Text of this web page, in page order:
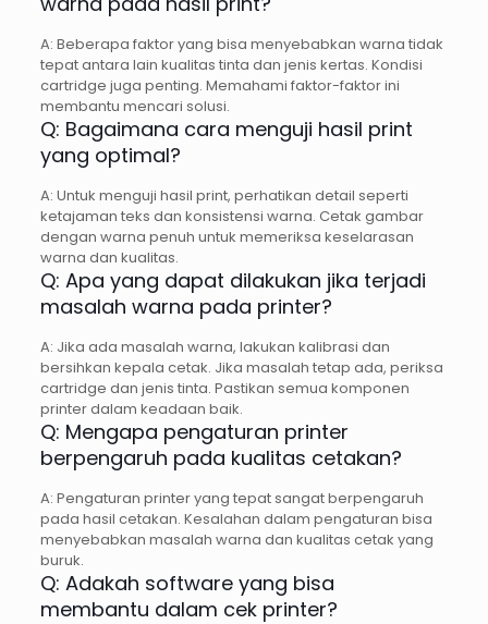
A: Beberapa faktor yang bisa menyebabkan warna tidak
tepat antara lain kualitas tinta dan jenis kertas. Kondisi
cartridge juga penting. Memahami faktor-faktor ini
membantu mencari solusi.
Q: Bagaimana cara menguji hasil print
yang optimal?
A: Untuk menguji hasil print, perhatikan detail seperti
ketajaman teks dan konsistensi warna. Cetak gambar
dengan warna penuh untuk memeriksa keselarasan
warna dan kualitas.
Q: Apa yang dapat dilakukan jika terjadi
masalah warna pada printer?
A: Jika ada masalah warna, lakukan kalibrasi dan
bersihkan kepala cetak. Jika masalah tetap ada, periksa
cartridge dan jenis tinta. Pastikan semua komponen
printer dalam keadaan baik.
Q: Mengapa pengaturan printer
berpengaruh pada kualitas cetakan?
A: Pengaturan printer yang tepat sangat berpengaruh
pada hasil cetakan. Kesalahan dalam pengaturan bisa
menyebabkan masalah warna dan kualitas cetak yang
buruk.
Q: Adakah software yang bisa
membantu dalam cek printer?